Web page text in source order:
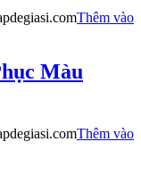
Thêm vào
Màu
Thêm vào